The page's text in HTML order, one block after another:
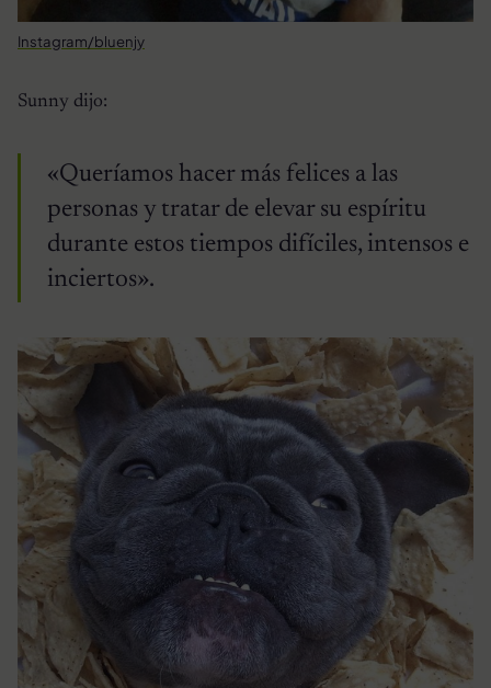
Instagram/bluenjy
Sunny dijo:
«Queríamos hacer más felices a las
personas y tratar de elevar su espíritu
durante estos tiempos difíciles, intensos e
inciertos».